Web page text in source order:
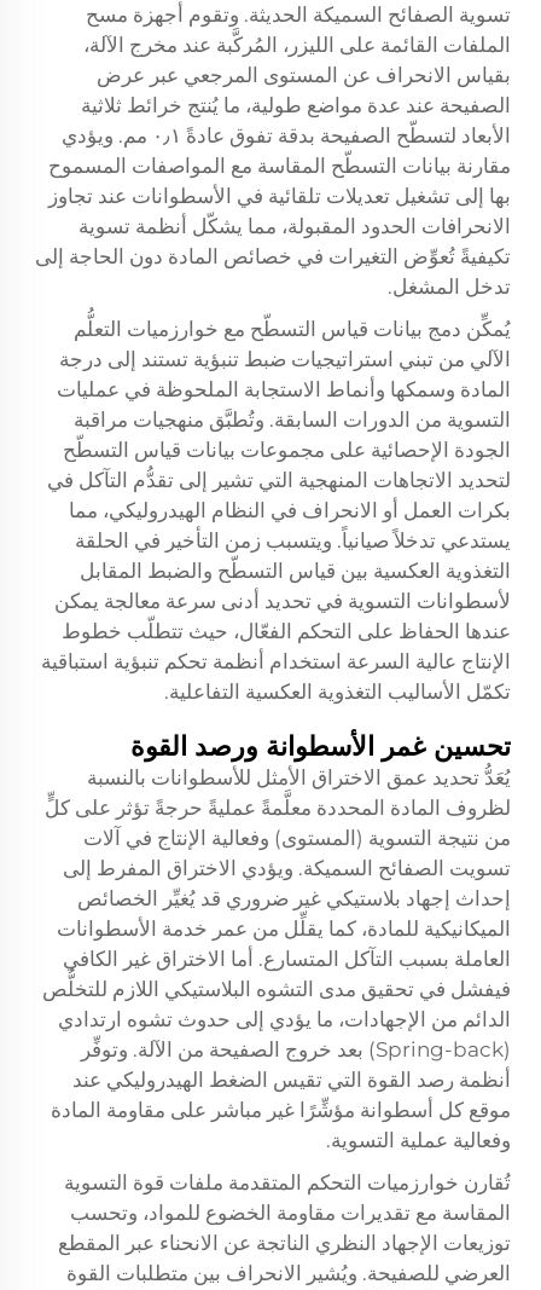
تسوية الصفائح السميكة الحديثة. وتقوم أجهزة مسح
الملفات القائمة على الليزر، المُركَّبة عند مخرج الآلة،
بقياس الانحراف عن المستوى المرجعي عبر عرض
الصفيحة عند عدة مواضع طولية، ما يُنتج خرائط ثلاثية
الأبعاد لتسطّح الصفيحة بدقة تفوق عادةً ٠٫١ مم. ويؤدي
مقارنة بيانات التسطّح المقاسة مع المواصفات المسموح
بها إلى تشغيل تعديلات تلقائية في الأسطوانات عند تجاوز
الانحرافات الحدود المقبولة، مما يشكّل أنظمة تسوية
تكيفيةً تُعوِّض التغيرات في خصائص المادة دون الحاجة إلى
تدخل المشغل.
يُمكِّن دمج بيانات قياس التسطّح مع خوارزميات التعلُّم
الآلي من تبني استراتيجيات ضبط تنبؤية تستند إلى درجة
المادة وسمكها وأنماط الاستجابة الملحوظة في عمليات
التسوية من الدورات السابقة. وتُطبَّق منهجيات مراقبة
الجودة الإحصائية على مجموعات بيانات قياس التسطّح
لتحديد الاتجاهات المنهجية التي تشير إلى تقدُّم التآكل في
بكرات العمل أو الانحراف في النظام الهيدروليكي، مما
يستدعي تدخلاً صيانياً. ويتسبب زمن التأخير في الحلقة
التغذوية العكسية بين قياس التسطّح والضبط المقابل
لأسطوانات التسوية في تحديد أدنى سرعة معالجة يمكن
عندها الحفاظ على التحكم الفعّال، حيث تتطلّب خطوط
الإنتاج عالية السرعة استخدام أنظمة تحكم تنبؤية استباقية
تكمّل الأساليب التغذوية العكسية التفاعلية.
تحسين غمر الأسطوانة ورصد القوة
يُعَدُّ تحديد عمق الاختراق الأمثل للأسطوانات بالنسبة
لظروف المادة المحددة معلَّمةً عمليةً حرجةً تؤثر على كلٍّ
من نتيجة التسوية (المستوى) وفعالية الإنتاج في آلات
تسويت الصفائح السميكة. ويؤدي الاختراق المفرط إلى
إحداث إجهاد بلاستيكي غير ضروري قد يُغيِّر الخصائص
الميكانيكية للمادة، كما يقلِّل من عمر خدمة الأسطوانات
العاملة بسبب التآكل المتسارع. أما الاختراق غير الكافي
فيفشل في تحقيق مدى التشوه البلاستيكي اللازم للتخلُّص
الدائم من الإجهادات، ما يؤدي إلى حدوث تشوه ارتدادي
(Spring-back) بعد خروج الصفيحة من الآلة. وتوفِّر
أنظمة رصد القوة التي تقيس الضغط الهيدروليكي عند
موقع كل أسطوانة مؤشِّرًا غير مباشر على مقاومة المادة
وفعالية عملية التسوية.
تُقارن خوارزميات التحكم المتقدمة ملفات قوة التسوية
المقاسة مع تقديرات مقاومة الخضوع للمواد، وتحسب
توزيعات الإجهاد النظري الناتجة عن الانحناء عبر المقطع
العرضي للصفيحة. ويُشير الانحراف بين متطلبات القوة